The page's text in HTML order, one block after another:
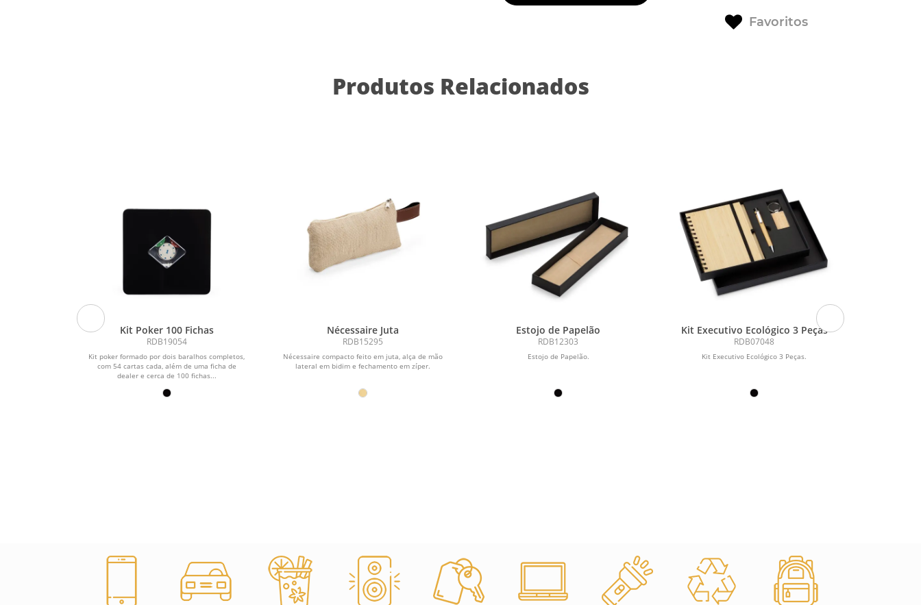
Favoritos
Produtos Relacionados
Kit Poker 100 Fichas
RDB19054
Kit poker formado por dois baralhos completos,
com 54 cartas cada, além de uma ficha de
dealer e cerca de 100 fichas...
Nécessaire Juta
RDB15295
Nécessaire compacto feito em juta, alça de mão
lateral em bidim e fechamento em zíper.
Estojo de Papelão
RDB12303
Estojo de Papelão.
Kit Executivo Ecológico 3 Peças
RDB07048
Kit Executivo Ecológico 3 Peças.